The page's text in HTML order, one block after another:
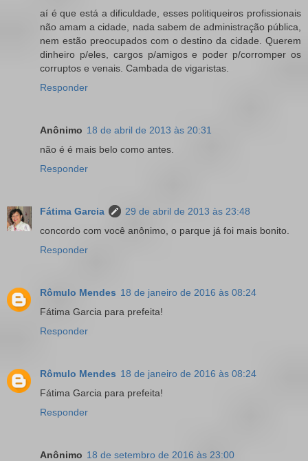
aí é que está a dificuldade, esses politiqueiros profissionais
não amam a cidade, nada sabem de administração pública,
nem estão preocupados com o destino da cidade. Querem
dinheiro p/eles, cargos p/amigos e poder p/corromper os
corruptos e venais. Cambada de vigaristas.
Responder
Anônimo 18 de abril de 2013 às 20:31
não é é mais belo como antes.
Responder
Fátima Garcia
29 de abril de 2013 às 23:48
concordo com você anônimo, o parque já foi mais bonito.
Responder
Rômulo Mendes 18 de janeiro de 2016 às 08:24
Fátima Garcia para prefeita!
Responder
Rômulo Mendes 18 de janeiro de 2016 às 08:24
Fátima Garcia para prefeita!
Responder
Anônimo 18 de setembro de 2016 às 23:00